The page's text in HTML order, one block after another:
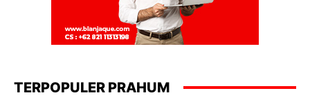
TERPOPULER PRAHUM